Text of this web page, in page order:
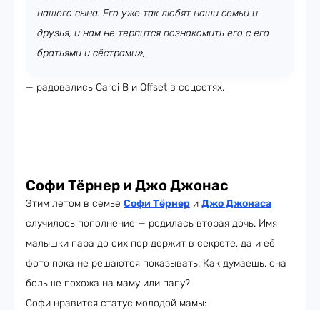
нашего сына. Его уже так любят наши семьи и
друзья, и нам не терпится познакомить его с его
братьями и сёстрами»,
— радовались Cardi B и Offset в соцсетях.
Софи Тёрнер и Джо Джонас
Этим летом в семье Софи Тёрнер и Джо Джонаса
случилось пополнение — родилась вторая дочь. Имя
малышки пара до сих пор держит в секрете, да и её
фото пока не решаются показывать. Как думаешь, она
больше похожа на маму или папу?
Софи нравится статус молодой мамы: